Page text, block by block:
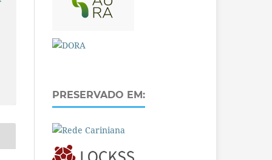
PRESERVADO EM: